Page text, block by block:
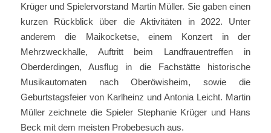
Krüger und Spielervorstand Martin Müller. Sie gaben einen
kurzen Rückblick über die Aktivitäten in 2022. Unter
anderem die Maikocketse, einem Konzert in der
Mehrzweckhalle, Auftritt beim Landfrauentreffen in
Oberderdingen, Ausflug in die Fachstätte historische
Musikautomaten nach Oberöwisheim, sowie die
Geburtstagsfeier von Karlheinz und Antonia Leicht. Martin
Müller zeichnete die Spieler Stephanie Krüger und Hans
Beck mit dem meisten Probebesuch aus.